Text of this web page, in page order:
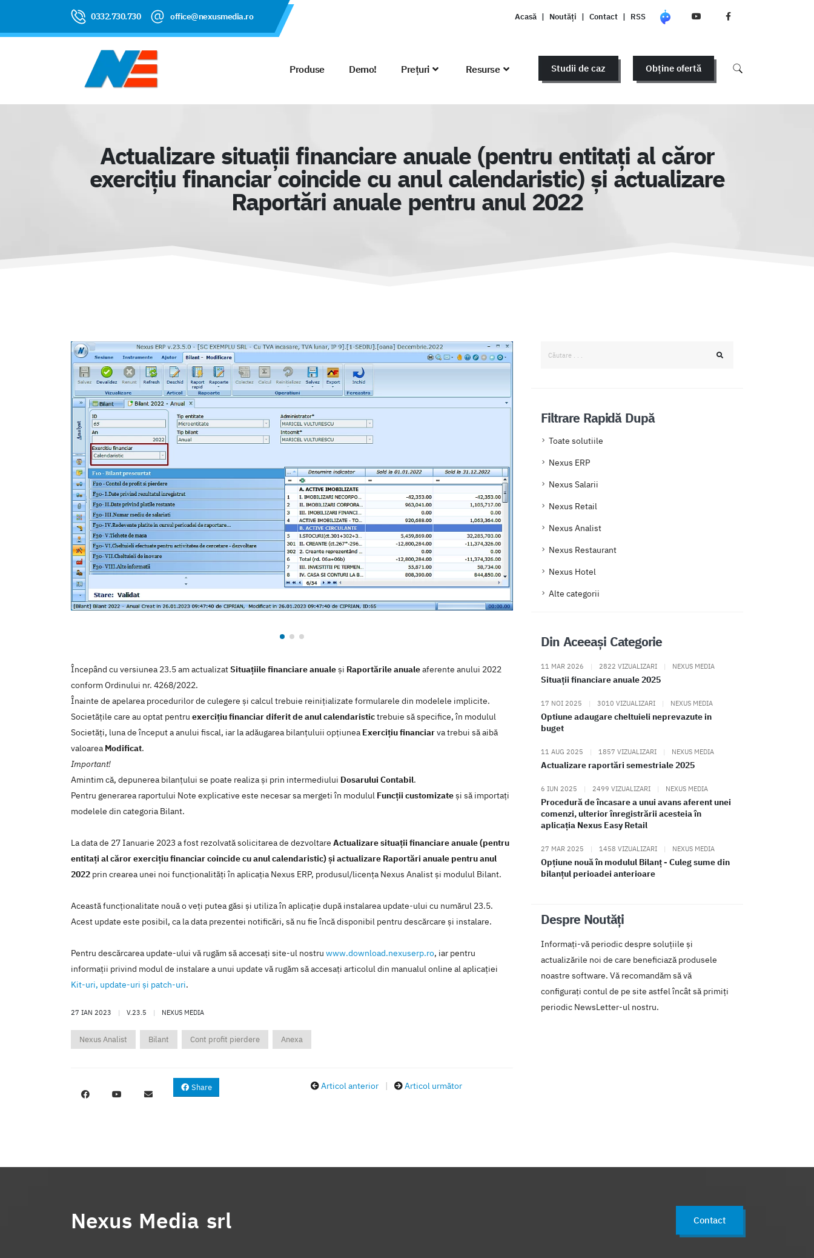
0332.730.730 office@nexusmedia.ro Acasă | Noutăți | Contact | RSS
Produse Demo! Prețuri Resurse Studii de caz Obține ofertă
Actualizare situații financiare anuale (pentru entitaţi al căror
exerciţiu financiar coincide cu anul calendaristic) și actualizare
Raportări anuale pentru anul 2022
Începând cu versiunea 23.5 am actualizatSituațiile financiare anualeși Raportările anualeaferente anului 2022
conform Ordinului nr. 4268/2022.
Înainte de apelarea procedurilor de culegere și calcul trebuie reinițializate formularele din modelele implicite.
Societățile care au optat pentru exercițiu financiar diferit de anul calendaristictrebuie să specifice, în modulul
Societăți, luna de început a anului fiscal, iar la adăugarea bilanțuluii opțiunea Exercițiu financiarva trebui să aibă
valoarea Modificat.
Important!
Amintim că, depunerea bilanțului se poate realiza și prin intermediului Dosarului Contabil.
Pentru generarea raportului Note explicative este necesar sa mergeti în modulul Funcții customizateși să importați
modelele din categoria Bilant.
La data de 27 Ianuarie 2023 a fost rezolvată solicitarea de dezvoltare Actualizare situații financiare anuale (pentru
entitaţi al căror exerciţiu financiar coincide cu anul calendaristic) și actualizare Raportări anuale pentru anul
2022 prin crearea unei noi funcţionalităţi în aplicaţia Nexus ERP, produsul/licenţa Nexus Analist şi modulul Bilant.
Această funcţionalitate nouă o veţi putea găsi şi utiliza în aplicaţie după instalarea update-ului cu numărul 23.5.
Acest update este posibil, ca la data prezentei notificări, să nu fie încă disponibil pentru descărcare şi instalare.
Pentru descărcarea update-ului vă rugăm să accesaţi site-ul nostru www.download.nexuserp.ro, iar pentru
informaţii privind modul de instalare a unui update vă rugăm să accesaţi articolul din manualul online al aplicaţiei
Kit-uri, update-uri şi patch-uri.
27 IAN 2023 | V.23.5 | NEXUS MEDIA
Nexus Analist Bilant Cont profit pierdere Anexa
Share Articol anterior | Articol următor
Filtrare Rapidă După
Toate solutiile
Nexus ERP
Nexus Salarii
Nexus Retail
Nexus Analist
Nexus Restaurant
Nexus Hotel
Alte categorii
Din Aceeași Categorie
11 MAR 2026 | 2822 VIZUALIZARI | NEXUS MEDIA
Situații financiare anuale 2025
17 NOI 2025 | 3010 VIZUALIZARI | NEXUS MEDIA
Optiune adaugare cheltuieli neprevazute in
buget
11 AUG 2025 | 1857 VIZUALIZARI | NEXUS MEDIA
Actualizare raportări semestriale 2025
6 IUN 2025 | 2499 VIZUALIZARI | NEXUS MEDIA
Procedură de încasare a unui avans aferent unei
comenzi, ulterior înregistrării acesteia în
aplicația Nexus Easy Retail
27 MAR 2025 | 1458 VIZUALIZARI | NEXUS MEDIA
Opțiune nouă în modulul Bilanț - Culeg sume din
bilanțul perioadei anterioare
Despre Noutăți
Informați-vă periodic despre soluțiile și
actualizările noi de care beneficiază produsele
noastre software. Vă recomandăm să vă
configurați contul de pe site astfel încât să primiți
periodic NewsLetter-ul nostru.
Nexus Media srl Contact